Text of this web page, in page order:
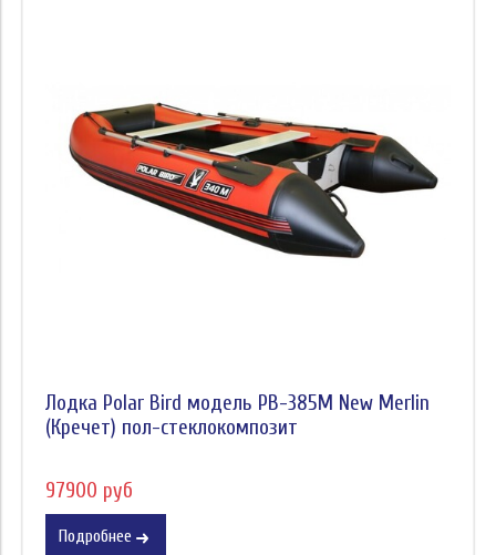
Лодка Polar Bird модель PB-385M New Merlin
(Кречет) пол-стеклокомпозит
97900 руб
Подробнее